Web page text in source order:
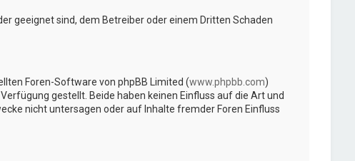
geeignet sind, dem Betreiber oder einem Dritten Schaden
Foren-Software von phpBB Limited (www.phpbb.com)
gestellt. Beide haben keinen Einfluss auf die Art und
nicht untersagen oder auf Inhalte fremder Foren Einfluss